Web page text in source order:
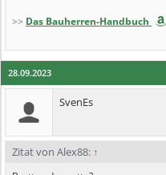
>> Das Bauherren-Handbuch
28.09.2023
SvenEs
Zitat von Alex88: ↑